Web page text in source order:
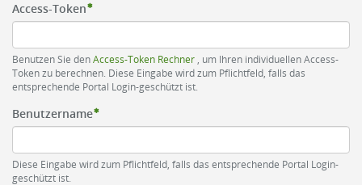
Access-Token
Benutzen Sie denAccess-Token Rechner
, um Ihren individuellen Access-
Token zu berechnen. Diese Eingabe wird zum Pflichtfeld, falls das
entsprechende Portal Login-geschützt ist.
Benutzername
Diese Eingabe wird zum Pflichtfeld, falls das entsprechende Portal Login-
geschützt ist.